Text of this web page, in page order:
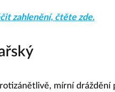
zahlenění, čtěte zde.
mírní dráždění